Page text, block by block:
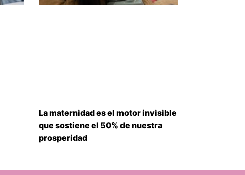
La maternidad es el motor invisible
que sostiene el 50% de nuestra
prosperidad